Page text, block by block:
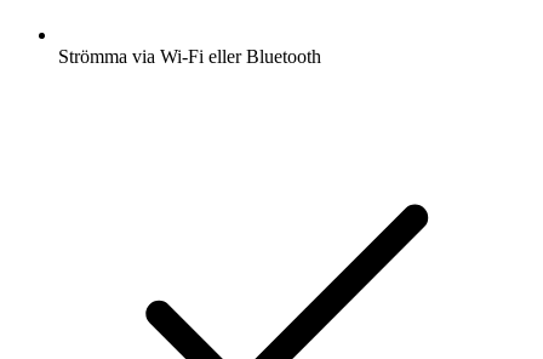
Strömma via Wi-Fi eller Bluetooth